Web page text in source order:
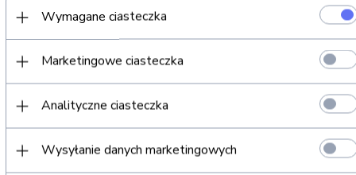
Wymagane ciasteczka
Marketingowe ciasteczka
Analityczne ciasteczka
Wysyłanie danych marketingowych